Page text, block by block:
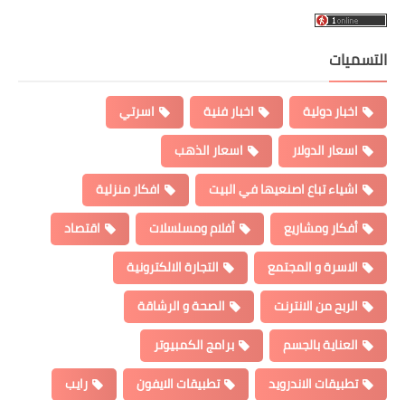
اخبار دولية اخبار فنية
اسرتي
اسعار الدولار
اسعار الذهب
اشياء تباع اصنعيها في البيت
افكار منزلية
أفكار ومشاريع
أفلام ومسلسلات
اقتصاد
الاسرة و المجتمع
التجارة الالكترونية
الربح من الانترنت
الصحة و الرشاقة
العناية بالجسم
برامج الكمبيوتر
تطبيقات الاندرويد
تطبيقات الايفون
رايب